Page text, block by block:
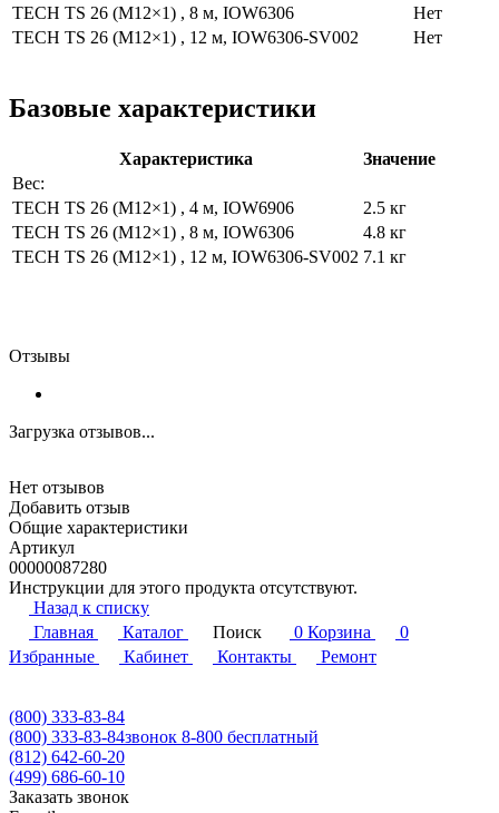
TECH TS 26 (M12×1) , 8 м, IOW6306
Нет
TECH TS 26 (M12×1) , 12 м, IOW6306-SV002
Нет
Базовые характеристики
Характеристика
Значение
Вес:
TECH TS 26 (M12×1) , 4 м, IOW6906
2.5 кг
TECH TS 26 (M12×1) , 8 м, IOW6306
4.8 кг
TECH TS 26 (M12×1) , 12 м, IOW6306-SV002 7.1 кг
Отзывы
Загрузка отзывов...
Нет отзывов
Добавить отзыв
Общие характеристики
Артикул
00000087280
Инструкции для этого продукта отсутствуют.
Назад к списку
Главная
Каталог Поиск 0 Корзина
0
Избранные
Кабинет Контакты Ремонт
(800) 333-83-84
(800) 333-83-84звонок 8-800 бесплатный
(812) 642-60-20
(499) 686-60-10
Заказать звонок